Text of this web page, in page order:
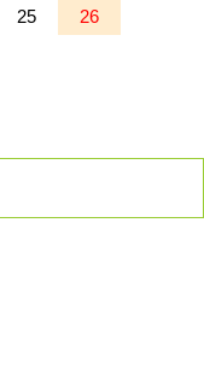
25
26